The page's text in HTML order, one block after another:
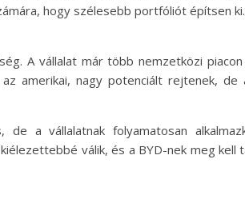
hogy szélesebb portfóliót építsen
A vállalat már több nemzetközi
amerikai, nagy potenciált rejtenek,
a vállalatnak folyamatosan
válik, és a BYD-nek meg